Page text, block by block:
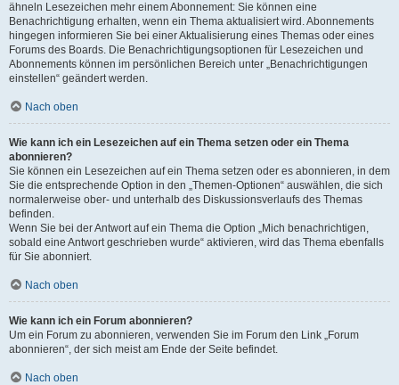
ähneln Lesezeichen mehr einem Abonnement: Sie können eine
Benachrichtigung erhalten, wenn ein Thema aktualisiert wird. Abonnements
hingegen informieren Sie bei einer Aktualisierung eines Themas oder eines
Forums des Boards. Die Benachrichtigungsoptionen für Lesezeichen und
Abonnements können im persönlichen Bereich unter „Benachrichtigungen
einstellen“ geändert werden.
Nach oben
Wie kann ich ein Lesezeichen auf ein Thema setzen oder ein Thema
abonnieren?
Sie können ein Lesezeichen auf ein Thema setzen oder es abonnieren, in dem
Sie die entsprechende Option in den „Themen-Optionen“ auswählen, die sich
normalerweise ober- und unterhalb des Diskussionsverlaufs des Themas
befinden.
Wenn Sie bei der Antwort auf ein Thema die Option „Mich benachrichtigen,
sobald eine Antwort geschrieben wurde“ aktivieren, wird das Thema ebenfalls
für Sie abonniert.
Nach oben
Wie kann ich ein Forum abonnieren?
Um ein Forum zu abonnieren, verwenden Sie im Forum den Link „Forum
abonnieren“, der sich meist am Ende der Seite befindet.
Nach oben